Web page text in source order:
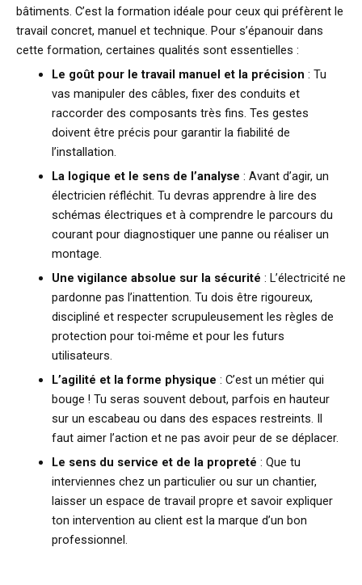
bâtiments. C’est la formation idéale pour ceux qui préfèrent le
travail concret, manuel et technique. Pour s’épanouir dans
cette formation, certaines qualités sont essentielles :
Le goût pour le travail manuel et la précision : Tu
vas manipuler des câbles, fixer des conduits et
raccorder des composants très fins. Tes gestes
doivent être précis pour garantir la fiabilité de
l’installation.
La logique et le sens de l’analyse : Avant d’agir, un
électricien réfléchit. Tu devras apprendre à lire des
schémas électriques et à comprendre le parcours du
courant pour diagnostiquer une panne ou réaliser un
montage.
Une vigilance absolue sur la sécurité : L’électricité ne
pardonne pas l’inattention. Tu dois être rigoureux,
discipliné et respecter scrupuleusement les règles de
protection pour toi-même et pour les futurs
utilisateurs.
L’agilité et la forme physique : C’est un métier qui
bouge ! Tu seras souvent debout, parfois en hauteur
sur un escabeau ou dans des espaces restreints. Il
faut aimer l’action et ne pas avoir peur de se déplacer.
Le sens du service et de la propreté : Que tu
interviennes chez un particulier ou sur un chantier,
laisser un espace de travail propre et savoir expliquer
ton intervention au client est la marque d’un bon
professionnel.